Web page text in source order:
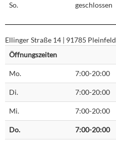
So. geschlossen
Ellinger Straße 14 | 91785 Pleinfeld
Öffnungszeiten
Mo. 7:00-20:00
Di. 7:00-20:00
Mi. 7:00-20:00
Do. 7:00-20:00